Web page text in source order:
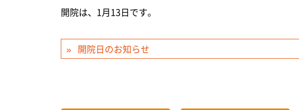
開院は、1月13日です。
開院日のお知らせ